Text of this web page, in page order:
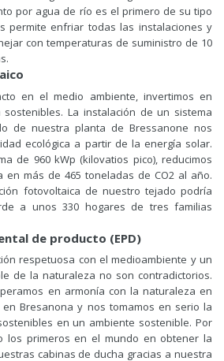
por agua de río es el primero de su tipo
permite enfriar todas las instalaciones y
con temperaturas de suministro de 10
en el medio ambiente, invertimos en
La instalación de un sistema
de nuestra planta de Bressanone nos
ecológica a partir de la energía solar.
de 960kWp (kilovatios pico), reducimos
en más de 465 toneladas de CO2 al año.
fotovoltaica de nuestro tejado podría
a unos 330 hogares de tres familias
de producto (EPD)
respetuosa con el medioambiente y un
de la naturaleza no son contradictorios.
en armonía con la naturaleza en
Bresanona y nos tomamos en serio la
en un ambiente sostenible. Por
los primeros en el mundo en obtener la
cabinas de ducha gracias a nuestra